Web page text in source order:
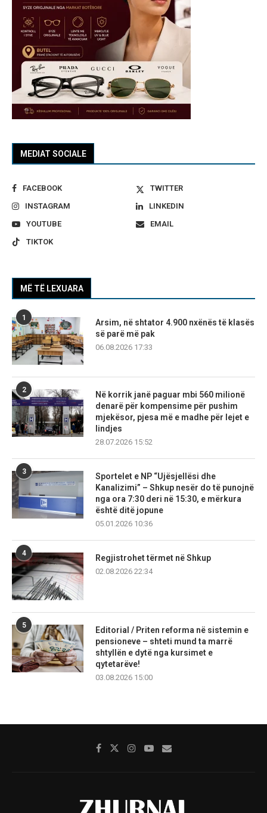
MEDIAT SOCIALE
FACEBOOK
TWITTER
INSTAGRAM
LINKEDIN
YOUTUBE
EMAIL
TIKTOK
MË TË LEXUARA
1
Arsim, në shtator 4.900 nxënës të klasës
së parë më pak
06.08.2026 17:33
2
Në korrik janë paguar mbi 560 milionë
denarë për kompensime për pushim
mjekësor, pjesa më e madhe për lejet e
lindjes
28.07.2026 15:52
3
Sportelet e NP “Ujësjellësi dhe
Kanalizimi” – Shkup nesër do të punojnë
nga ora 7:30 deri në 15:30, e mërkura
është ditë jopune
05.01.2026 10:36
4
Regjistrohet tërmet në Shkup
02.08.2026 22:34
5
Editorial / Priten reforma në sistemin e
pensioneve – shteti mund ta marrë
shtyllën e dytë nga kursimet e
qytetarëve!
03.08.2026 15:00